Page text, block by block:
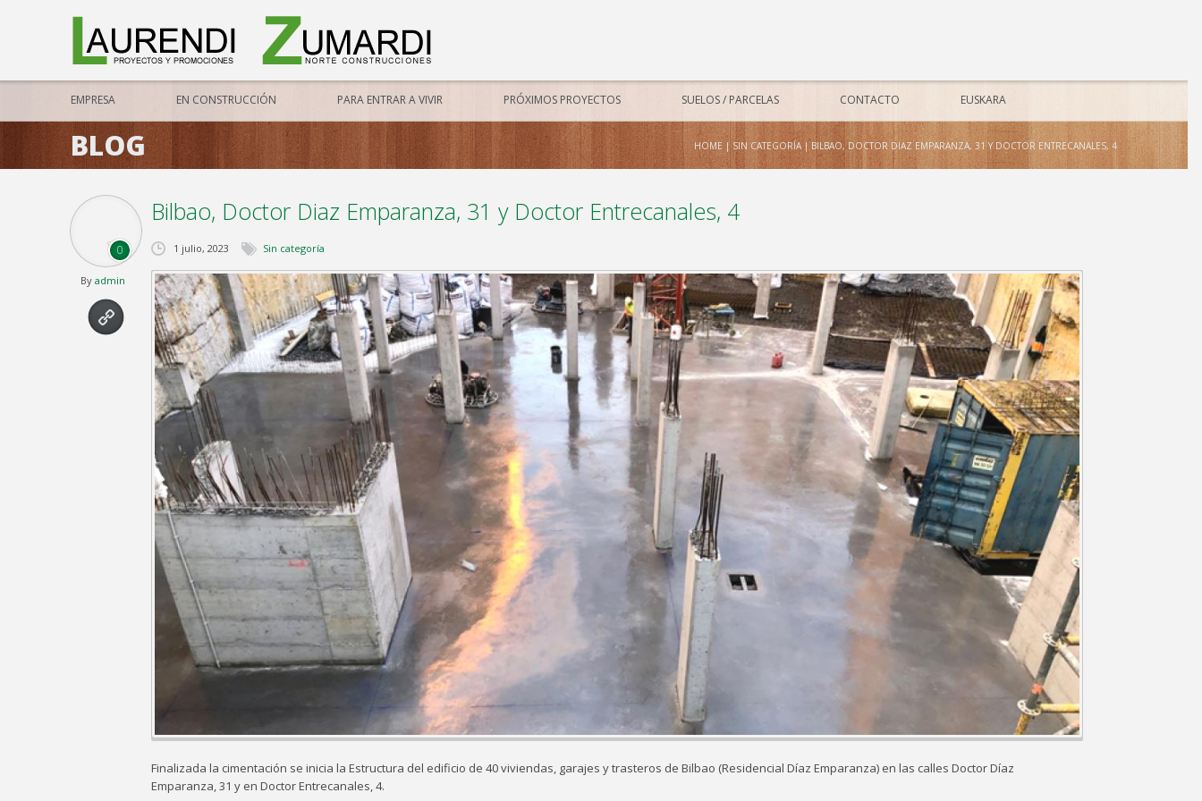
EMPRESA EN CONSTRUCCIÓN PARA ENTRAR A VIVIR PRÓXIMOS PROYECTOS SUELOS / PARCELAS CONTACTO EUSKARA
BLOG HOME | SIN CATEGORÍA | BILBAO, DOCTOR DIAZ EMPARANZA, 31 Y DOCTOR ENTRECANALES, 4
Bilbao, Doctor Diaz Emparanza, 31 y Doctor Entrecanales, 4
0
By admin
1 julio, 2023 Sin categoría
Finalizada la cimentación se inicia la Estructura del edificio de 40 viviendas, garajes y trasteros de Bilbao (Residencial Díaz Emparanza) en las calles Doctor Díaz
Emparanza, 31 y en Doctor Entrecanales, 4.